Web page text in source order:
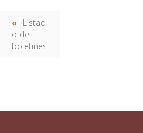
Listad
o de
boletines